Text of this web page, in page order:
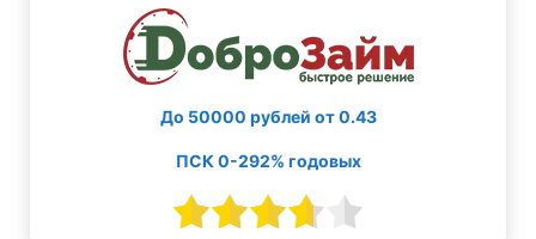
До 50000 рублей от 0.43
ПСК 0-292% годовых